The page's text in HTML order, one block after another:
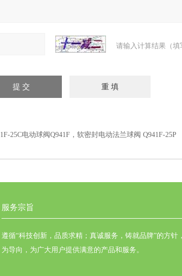
请输入计算结果（
25C电动球阀Q941F，软密封电动法兰球阀 Q941F-25P
服务宗旨
遵循“科技创新，品质求精；真诚服务，铸就品牌”的方针
为导向，为广大用户提供满意的产品和服务。